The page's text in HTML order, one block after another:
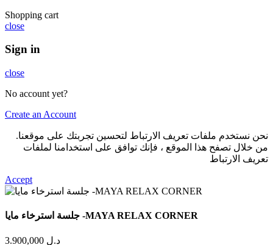
Shopping cart
close
Sign in
close
No account yet?
Create an Account
نحن نستخدم ملفات تعريف الارتباط لتحسين تجربتك على موقعنا.
من خلال تصفح هذا الموقع ، فإنك توافق على استخدامنا لملفات
تعريف الارتباط
Accept
جلسة استرخاء مايا -MAYA RELAX CORNER
د.ل